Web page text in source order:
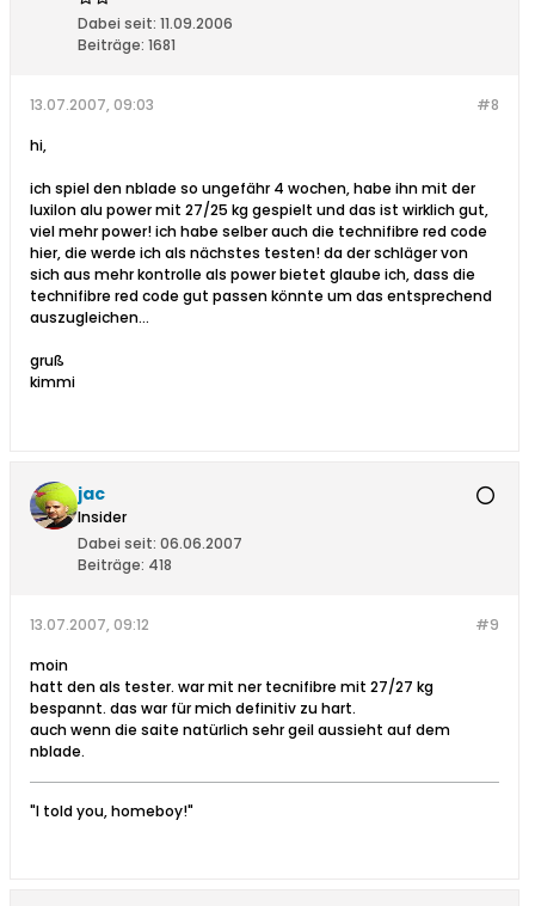
Dabei seit: 11.09.2006
Beiträge: 1681
#8
13.07.2007, 09:03
hi,
ich spiel den nblade so ungefähr 4 wochen, habe ihn mit der
luxilon alu power mit 27/25 kg gespielt und das ist wirklich gut,
viel mehr power! ich habe selber auch die technifibre red code
hier, die werde ich als nächstes testen! da der schläger von
sich aus mehr kontrolle als power bietet glaube ich, dass die
technifibre red code gut passen könnte um das entsprechend
auszugleichen...
gruß
kimmi
jac
Insider
Dabei seit: 06.06.2007
Beiträge: 418
#9
13.07.2007, 09:12
moin
hatt den als tester. war mit ner tecnifibre mit 27/27 kg
bespannt. das war für mich definitiv zu hart.
auch wenn die saite natürlich sehr geil aussieht auf dem
nblade.
"I told you, homeboy!"